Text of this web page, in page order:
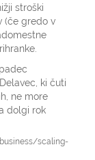
stroški
(če gredo v
ki čuti
ne more
dolgi rok
scaling-